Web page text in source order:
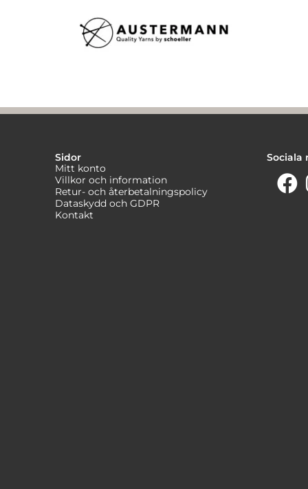
Sidor
Mitt konto
Villkor och information
Retur- och återbetalningspolicy
Dataskydd och GDPR
Kontakt
Sociala